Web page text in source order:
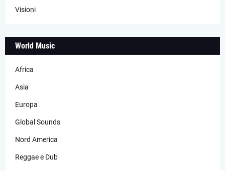
Visioni
World Music
Africa
Asia
Europa
Global Sounds
Nord America
Reggae e Dub